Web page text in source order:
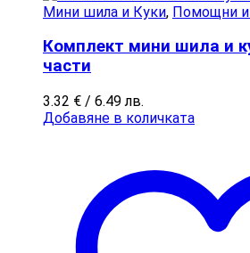
Мини шила и Куки, Помощни
Комплект мини шила и
части
3.32 € / 6.49 лв.
Добавяне в количката